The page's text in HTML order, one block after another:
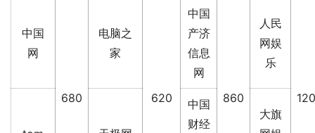
680 620 860
中国
网
电脑之
家
中国
产济
信息
网
人民
网娱
乐
中国
财经
大旗